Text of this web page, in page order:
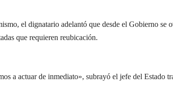
el dignatario adelantó que desde el Gobierno se
que requieren reubicación.
a actuar de inmediato», subrayó el jefe del Estado